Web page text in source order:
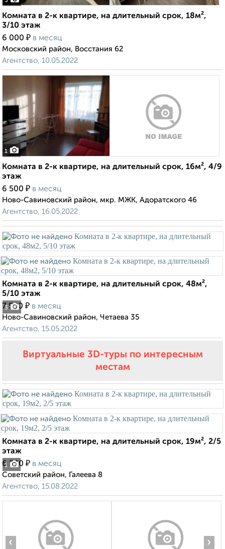
Комната в 2-к квартире, на длительный срок, 18м²,
3/10 этаж
6 000 ₽ в месяц
Московский район, Восстания 62
Агентство, 10.05.2022
1
Комната в 2-к квартире, на длительный срок, 16м², 4/9
этаж
6 500 ₽ в месяц
Ново-Савиновский район, мкр. МЖК, Адоратского 46
Агентство, 16.05.2022
3
Комната в 2-к квартире, на длительный срок, 48м²,
5/10 этаж
7 500 ₽ в месяц
Ново-Савиновский район, Четаева 35
Агентство, 15.05.2022
Виртуальные 3D-туры по интересным
местам
1
Комната в 2-к квартире, на длительный срок, 19м², 2/5
этаж
6 500 ₽ в месяц
Советский район, Галеева 8
Агентство, 15.08.2022
‹ ›